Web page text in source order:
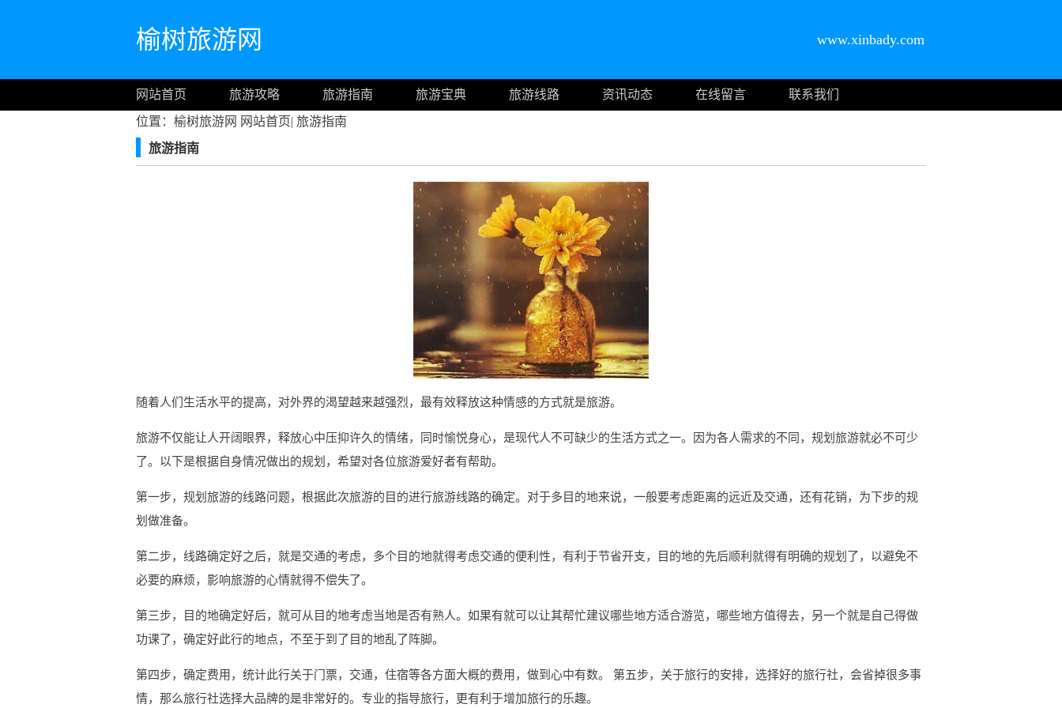
榆树旅游网 www.xinbady.com
网站首页 旅游攻略 旅游指南 旅游宝典 旅游线路 资讯动态 在线留言
联系我们
位置：榆树旅游网 网站首页| 旅游指南
旅游指南
随着人们生活水平的提高，对外界的渴望越来越强烈，最有效释放这种情感的方式就是旅游。
旅游不仅能让人开阔眼界，释放心中压抑许久的情绪，同时愉悦身心，是现代人不可缺少的生活方式之一。因为各人需求的不同，规划旅游就必不可少
了。以下是根据自身情况做出的规划，希望对各位旅游爱好者有帮助。
第一步，规划旅游的线路问题，根据此次旅游的目的进行旅游线路的确定。对于多目的地来说，一般要考虑距离的远近及交通，还有花销，为下步的规
划做准备。
第二步，线路确定好之后，就是交通的考虑，多个目的地就得考虑交通的便利性，有利于节省开支，目的地的先后顺利就得有明确的规划了，以避免不
必要的麻烦，影响旅游的心情就得不偿失了。
第三步，目的地确定好后，就可从目的地考虑当地是否有熟人。如果有就可以让其帮忙建议哪些地方适合游览，哪些地方值得去，另一个就是自己得做
功课了，确定好此行的地点，不至于到了目的地乱了阵脚。
第四步，确定费用，统计此行关于门票，交通，住宿等各方面大概的费用，做到心中有数。 第五步，关于旅行的安排，选择好的旅行社，会省掉很多事
情，那么旅行社选择大品牌的是非常好的。专业的指导旅行，更有利于增加旅行的乐趣。